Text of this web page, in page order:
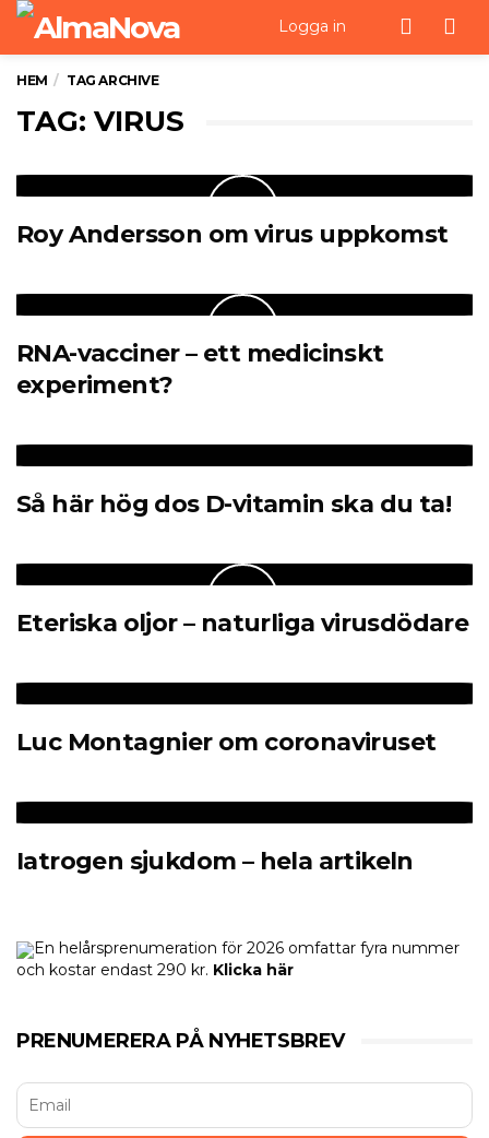
Logga in
HEM TAG ARCHIVE
TAG: VIRUS
Roy Andersson om virus uppkomst
RNA-vacciner – ett medicinskt
experiment?
Så här hög dos D-vitamin ska du ta!
Eteriska oljor – naturliga virusdödare
Luc Montagnier om coronaviruset
Iatrogen sjukdom – hela artikeln
En helårsprenumeration för 2026 omfattar fyra nummer
och kostar endast 290 kr. Klicka här
PRENUMERERA PÅ NYHETSBREV